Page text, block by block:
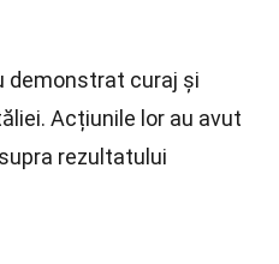
demonstrat curaj și
Acțiunile lor au avut
rezultatului